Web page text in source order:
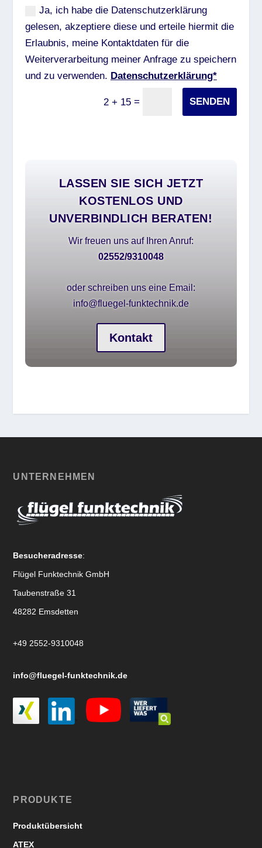
Ja, ich habe die Datenschutzerklärung
gelesen, akzeptiere diese und erteile hiermit die
Erlaubnis, meine Kontaktdaten für die
Weiterverarbeitung meiner Anfrage zu speichern
und zu verwenden. Datenschutzerklärung*
2 + 15 = SENDEN
LASSEN SIE SICH JETZT
KOSTENLOS UND
UNVERBINDLICH BERATEN!
Wir freuen uns auf Ihren Anruf:
02552/9310048
oder schreiben uns eine Email:
info@fluegel-funktechnik.de
Kontakt
UNTERNEHMEN
Besucheradresse:
Flügel Funktechnik GmbH
Taubenstraße 31
48282 Emsdetten
+49 2552-9310048
info@fluegel-funktechnik.de
PRODUKTE
Produktübersicht
ATEX